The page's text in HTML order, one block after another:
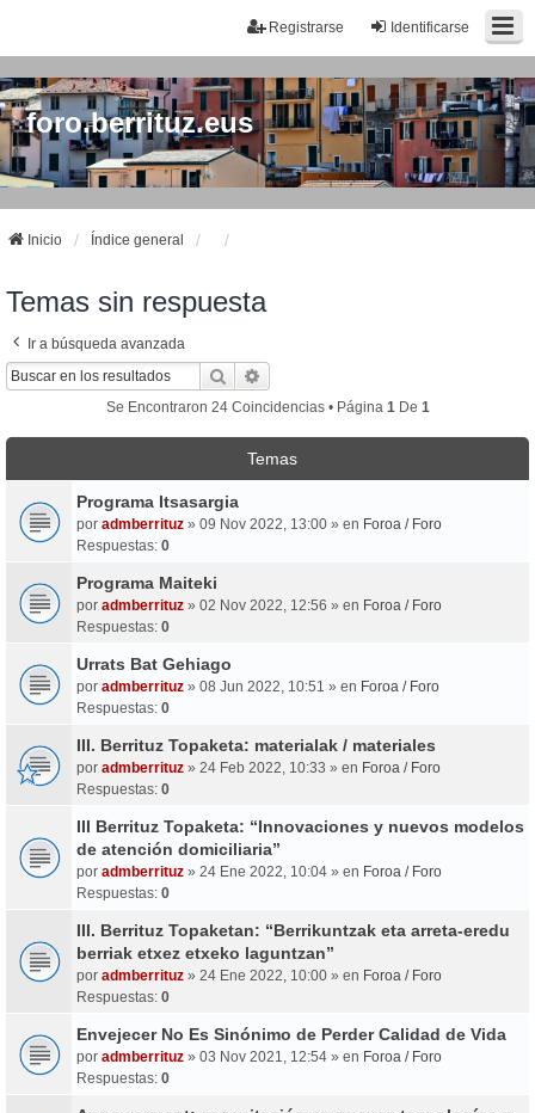
Identificarse
Registrarse
foro.berrituz.eus
Inicio Índice general
Temas sin respuesta
Ir a búsqueda avanzada
Buscar
Se Encontraron 24 Coincidencias • Página 1 De 1
Temas
Programa Itsasargia
por admberrituz » 09 Nov 2022, 13:00 » en Foroa / Foro
Respuestas: 0
Programa Maiteki
por admberrituz » 02 Nov 2022, 12:56 » en Foroa / Foro
Respuestas: 0
Urrats Bat Gehiago
por admberrituz » 08 Jun 2022, 10:51 » en Foroa / Foro
Respuestas: 0
III. Berrituz Topaketa: materialak / materiales
por admberrituz » 24 Feb 2022, 10:33 » en Foroa / Foro
Respuestas: 0
III Berrituz Topaketa: “Innovaciones y nuevos modelos
de atención domiciliaria”
por admberrituz » 24 Ene 2022, 10:04 » en Foroa / Foro
Respuestas: 0
III. Berrituz Topaketan: “Berrikuntzak eta arreta-eredu
berriak etxez etxeko laguntzan”
por admberrituz » 24 Ene 2022, 10:00 » en Foroa / Foro
Respuestas: 0
Envejecer No Es Sinónimo de Perder Calidad de Vida
por admberrituz » 03 Nov 2021, 12:54 » en Foroa / Foro
Respuestas: 0